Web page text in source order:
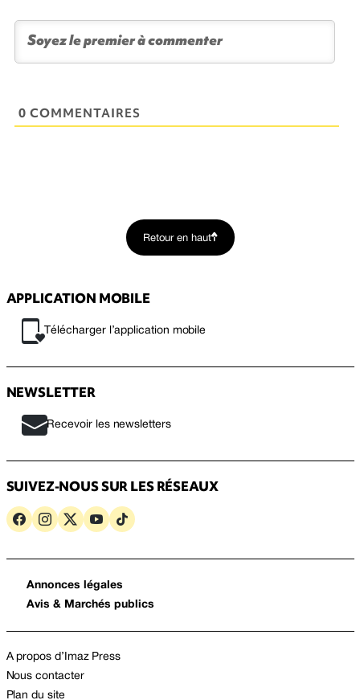
0 COMMENTAIRES
Retour en haut
APPLICATION MOBILE
Télécharger l’application mobile
NEWSLETTER
Recevoir les newsletters
SUIVEZ-NOUS SUR LES RÉSEAUX
Annonces légales
Avis & Marchés publics
A propos d’Imaz Press
Nous contacter
Plan du site